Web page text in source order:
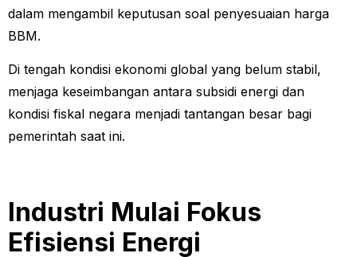
dalam mengambil keputusan soal penyesuaian harga
BBM.
Di tengah kondisi ekonomi global yang belum stabil,
menjaga keseimbangan antara subsidi energi dan
kondisi fiskal negara menjadi tantangan besar bagi
pemerintah saat ini.
Industri Mulai Fokus
Efisiensi Energi